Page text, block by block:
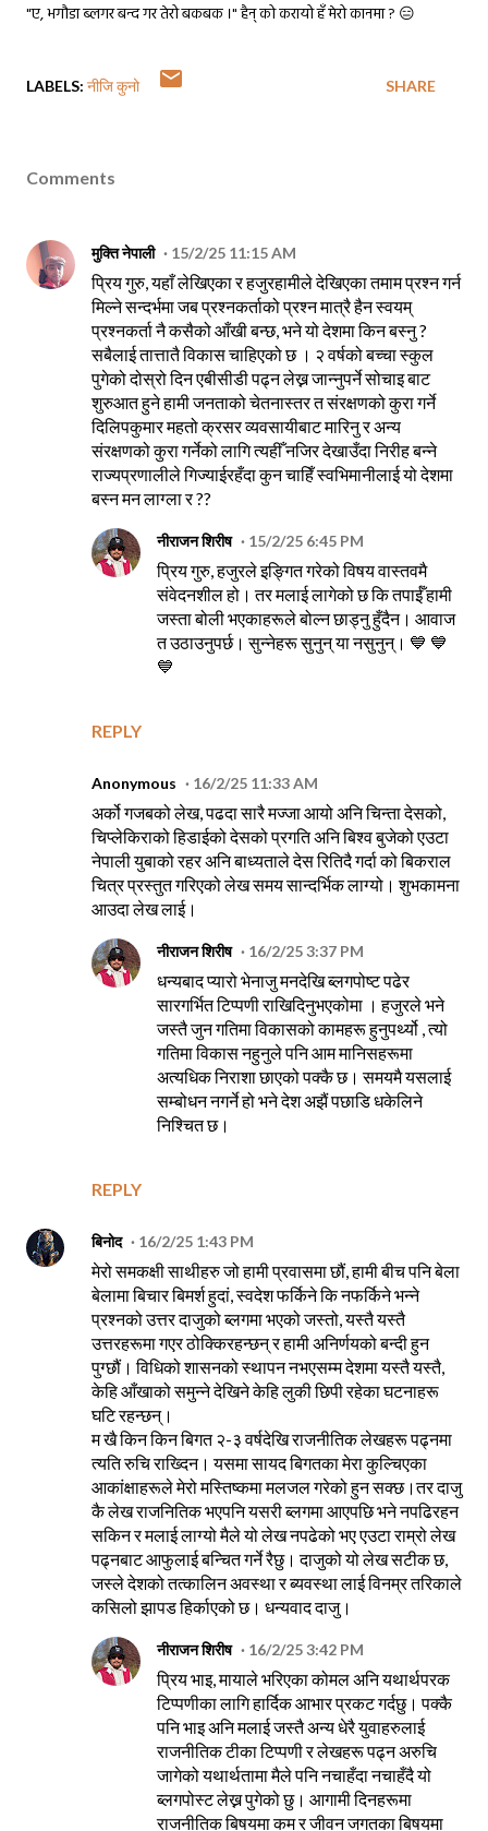
"ए, भगौडा ब्लगर बन्द गर तेरो बकबक ।" हैन् को करायो हँ मेरो कानमा ? 😑
LABELS: नीजि कुनो SHARE
Comments
मुक्ति नेपाली 15/2/25 11:15 AM
प्रिय गुरु, यहाँ लेखिएका र हजुरहामीले देखिएका तमाम प्रश्न गर्न
मिल्ने सन्दर्भमा जब प्रश्नकर्ताको प्रश्न मात्रै हैन स्वयम्
प्रश्नकर्ता नै कसैको आँखी बन्छ, भने यो देशमा किन बस्नु ?
सबैलाई तात्तातै विकास चाहिएको छ । २ वर्षको बच्चा स्कुल
पुगेको दोस्रो दिन एबीसीडी पढ्न लेख्न जान्नुपर्ने सोचाइ बाट
शुरुआत हुने हामी जनताको चेतनास्तर त संरक्षणको कुरा गर्ने
दिलिपकुमार महतो क्रसर व्यवसायीबाट मारिनु र अन्य
संरक्षणको कुरा गर्नेको लागि त्यहीँ नजिर देखाउँदा निरीह बन्ने
राज्यप्रणालीले गिज्याईरहँदा कुन चाहिँ स्वभिमानीलाई यो देशमा
बस्न मन लाग्ला र ??
REPLY
नीराजन शिरीष 15/2/25 6:45 PM
प्रिय गुरु, हजुरले इङ्गित गरेको विषय वास्तवमै
संवेदनशील हो। तर मलाई लागेको छ कि तपाईँ हामी
जस्ता बोली भएकाहरूले बोल्न छाड्नु हुँदैन। आवाज
त उठाउनुपर्छ। सुन्नेहरू सुनुन् या नसुनुन्। 💙 💙
💙
Anonymous 16/2/25 11:33 AM
अर्को गजबको लेख, पढदा सारै मज्जा आयो अनि चिन्ता देसको,
चिप्लेकिराको हिडाईको देसको प्रगति अनि बिश्व बुजेको एउटा
नेपाली युबाको रहर अनि बाध्यताले देस रितिदै गर्दा को बिकराल
चित्र प्रस्तुत गरिएको लेख समय सान्दर्भिक लाग्यो। शुभकामना
आउदा लेख लाई।
REPLY
नीराजन शिरीष 16/2/25 3:37 PM
धन्यबाद प्यारो भेनाजु मनदेखि ब्लगपोष्ट पढेर
सारगर्भित टिप्पणी राखिदिनुभएकोमा । हजुरले भने
जस्तै जुन गतिमा विकासको कामहरू हुनुपर्थ्यो , त्यो
गतिमा विकास नहुनुले पनि आम मानिसहरूमा
अत्यधिक निराशा छाएको पक्कै छ। समयमै यसलाई
सम्बोधन नगर्ने हो भने देश अझैं पछाडि धकेलिने
निश्चित छ।
बिनोद 16/2/25 1:43 PM
मेरो समकक्षी साथीहरु जो हामी प्रवासमा छौं, हामी बीच पनि बेला
बेलामा बिचार बिमर्श हुदां, स्वदेश फर्किने कि नफर्किने भन्ने
प्रश्नको उत्तर दाजुको ब्लगमा भएको जस्तो, यस्तै यस्तै
उत्तरहरूमा गएर ठोक्किरहन्छन् र हामी अनिर्णयको बन्दी हुन
पुग्छौं। विधिको शासनको स्थापन नभएसम्म देशमा यस्तै यस्तै,
केहि आँखाको समुन्ने देखिने केहि लुकी छिपी रहेका घटनाहरू
घटि रहन्छन्।
म खै किन किन बिगत २-३ वर्षदेखि राजनीतिक लेखहरू पढ्नमा
त्यति रुचि राख्दिन। यसमा सायद बिगतका मेरा कुल्चिएका
आकांक्षाहरूले मेरो मस्तिष्कमा मलजल गरेको हुन सक्छ।तर दाजु
कै लेख राजनितिक भएपनि यसरी ब्लगमा आएपछि भने नपढिरहन
सकिन र मलाई लाग्यो मैले यो लेख नपढेको भए एउटा राम्रो लेख
पढ्नबाट आफुलाई बन्चित गर्ने रैछु। दाजुको यो लेख सटीक छ,
जस्ले देशको तत्कालिन अवस्था र ब्यवस्था लाई विनम्र तरिकाले
कसिलो झापड हिर्काएको छ। धन्यवाद दाजु।
नीराजन शिरीष 16/2/25 3:42 PM
प्रिय भाइ, मायाले भरिएका कोमल अनि यथार्थपरक
टिप्पणीका लागि हार्दिक आभार प्रकट गर्दछु। पक्कै
पनि भाइ अनि मलाई जस्तै अन्य धेरै युवाहरुलाई
राजनीतिक टीका टिप्पणी र लेखहरू पढ्न अरुचि
जागेको यथार्थतामा मैले पनि नचाहँदा नचाहँदै यो
ब्लगपोस्ट लेख्न पुगेको छु। आगामी दिनहरूमा
राजनीतिक बिषयमा कम र जीवन जगतका बिषयमा